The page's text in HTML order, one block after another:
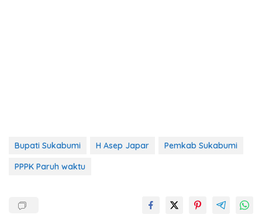
Bupati Sukabumi H Asep Japar
Pemkab Sukabumi
PPPK Paruh waktu